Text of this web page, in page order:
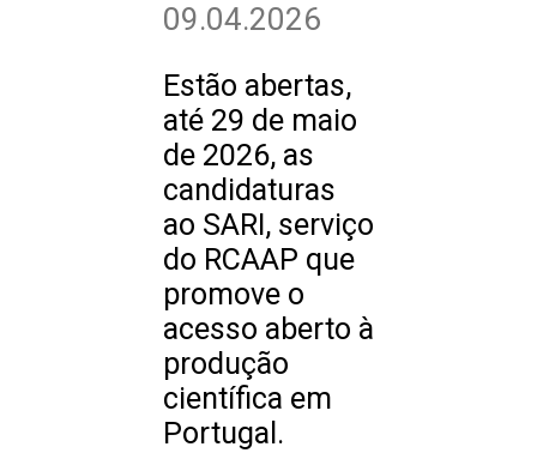
09.04.2026
Estão abertas,
até 29 de maio
de 2026, as
candidaturas
ao SARI, serviço
do RCAAP que
promove o
acesso aberto à
produção
científica em
Portugal.